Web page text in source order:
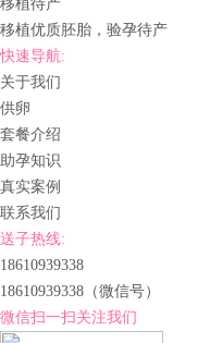
移植待产
移植优质胚胎，验孕待产
快速导航:
关于我们
供卵
套餐介绍
助孕知识
真实案例
联系我们
送子热线:
18610939338
18610939338 （微信号）
微信扫一扫关注我们